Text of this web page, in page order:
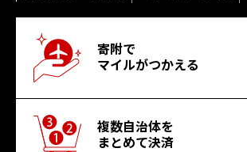
寄附で
マイルがつかえる
複数自治体を
まとめて決済